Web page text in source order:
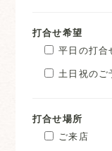
打合せ希望
平日の打合
土日祝のご
打合せ場所
ご来店